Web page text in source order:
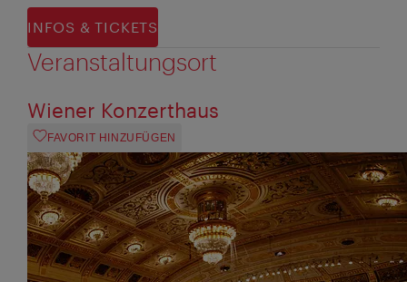
INFOS & TICKETS
Veranstaltungsort
Wiener Konzerthaus
FAVORIT HINZUFÜGEN